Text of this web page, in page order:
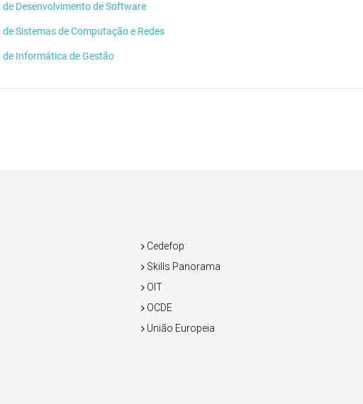
Desenvolvimento de Software
Sistemas de Computação e Redes
Informática de Gestão
Cedefop
Skills Panorama
OIT
OCDE
União Europeia